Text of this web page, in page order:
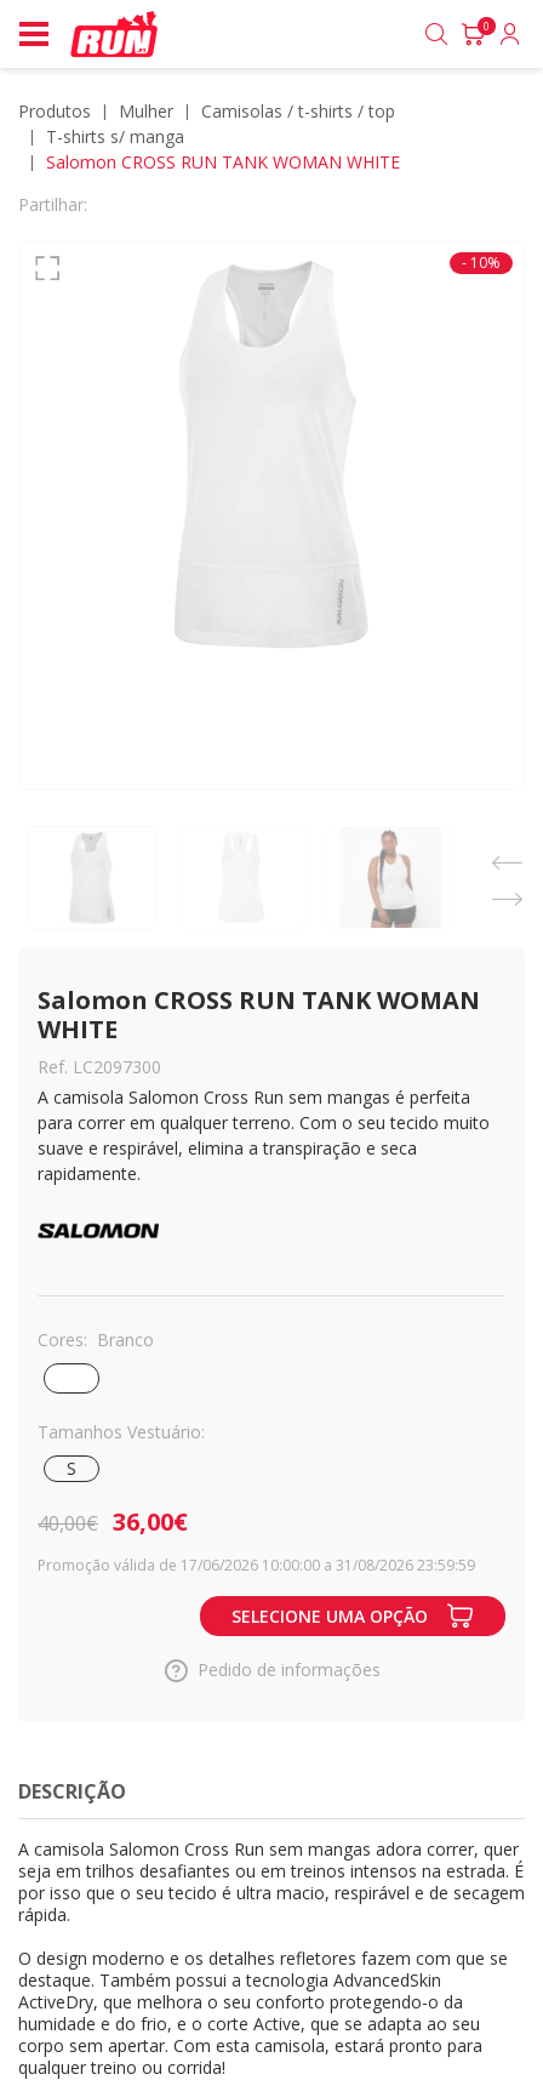
0
Produtos mulher
camisolas / t-shirts / top
t-shirts s/ manga
Salomon CROSS RUN TANK WOMAN WHITE
Partilhar:
- 10%
Salomon CROSS RUN TANK WOMAN
WHITE
Ref. LC2097300
A camisola Salomon Cross Run sem mangas é perfeita
para correr em qualquer terreno. Com o seu tecido muito
suave e respirável, elimina a transpiração e seca
rapidamente.
Cores: Branco
Tamanhos Vestuário:
S
40,00€ 36,00€
Promoção válida de 17/06/2026 10:00:00 a 31/08/2026 23:59:59
SELECIONE UMA OPÇÃO
Pedido de informações
DESCRIÇÃO
A camisola Salomon Cross Run sem mangas adora correr, quer
seja em trilhos desafiantes ou em treinos intensos na estrada. É
por isso que o seu tecido é ultra macio, respirável e de secagem
rápida.
O design moderno e os detalhes refletores fazem com que se
destaque. Também possui a tecnologia AdvancedSkin
ActiveDry, que melhora o seu conforto protegendo-o da
humidade e do frio, e o corte Active, que se adapta ao seu
corpo sem apertar. Com esta camisola, estará pronto para
qualquer treino ou corrida!